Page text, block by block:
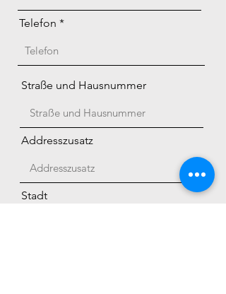
Telefon
Straße und Hausnummer
Addresszusatz
Stadt